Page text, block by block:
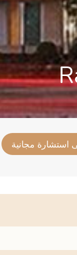
مجانية